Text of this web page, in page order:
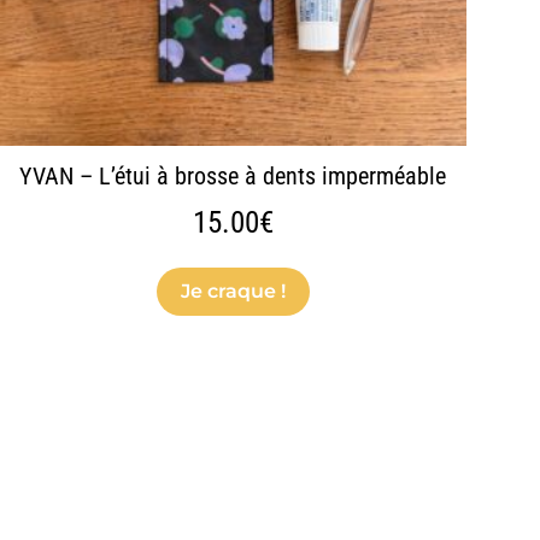
YVAN – L’étui à brosse à dents imperméable
15.00€
Je craque !
sur
page
du
produit